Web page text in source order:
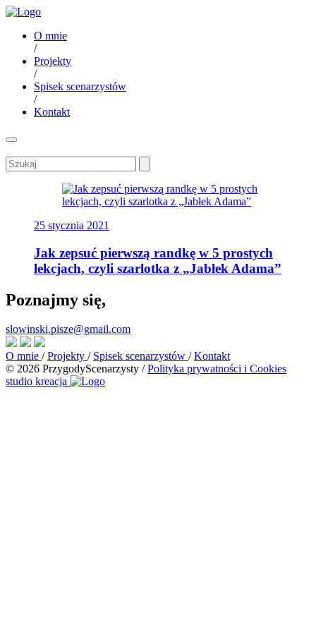
O mnie
/
Projekty
/
Spisek scenarzystów
/
Kontakt
25 stycznia 2021
Jak zepsuć pierwszą randkę w 5 prostych
lekcjach, czyli szarlotka z „Jabłek Adama”
Poznajmy się,
slowinski.pisze@gmail.com
O mnie / Projekty / Spisek scenarzystów / Kontakt
© 2026 PrzygodyScenarzysty / Polityka prywatności i Cookies
studio kreacja